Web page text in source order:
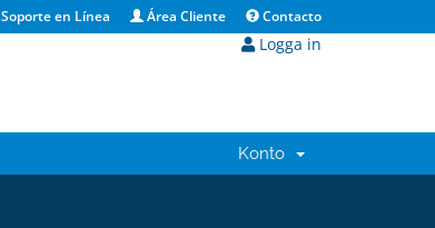
Soporte en Línea Área Cliente Contacto
Logga in
Konto